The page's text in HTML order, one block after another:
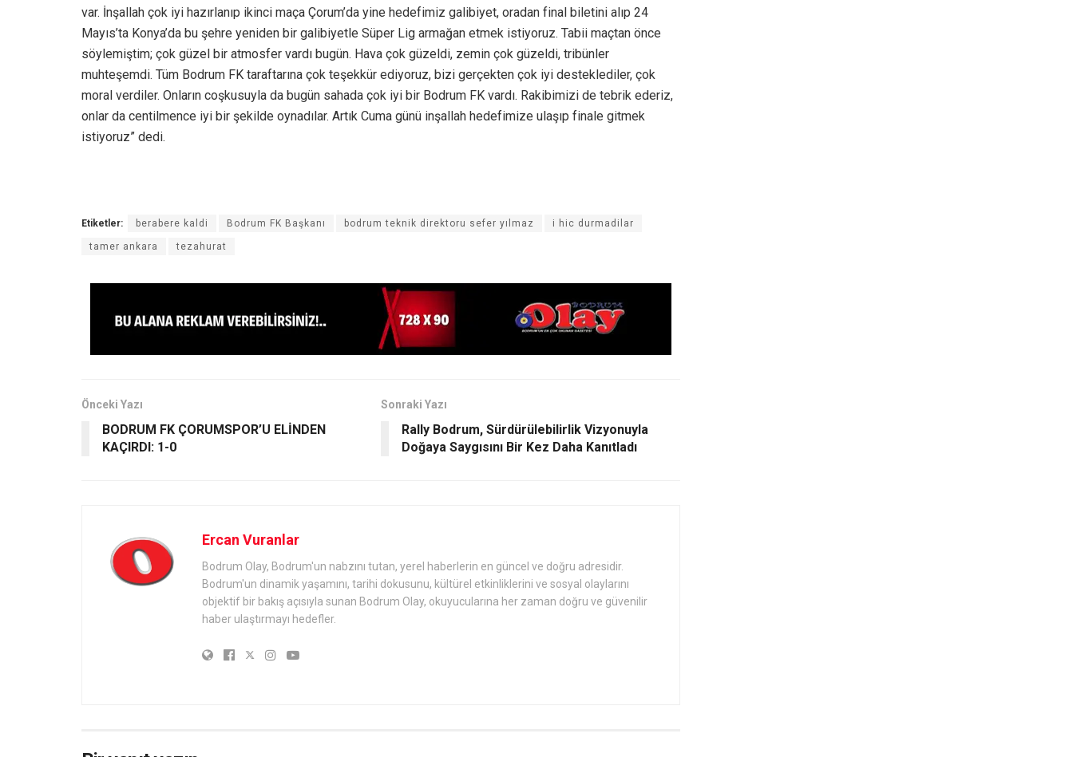
var. İnşallah çok iyi hazırlanıp ikinci maça Çorum’da yine hedefimiz galibiyet, oradan final biletini alıp 24
Mayıs’ta Konya’da bu şehre yeniden bir galibiyetle Süper Lig armağan etmek istiyoruz. Tabii maçtan önce
söylemiştim; çok güzel bir atmosfer vardı bugün. Hava çok güzeldi, zemin çok güzeldi, tribünler
muhteşemdi. Tüm Bodrum FK taraftarına çok teşekkür ediyoruz, bizi gerçekten çok iyi desteklediler, çok
moral verdiler. Onların coşkusuyla da bugün sahada çok iyi bir Bodrum FK vardı. Rakibimizi de tebrik ederiz,
onlar da centilmence iyi bir şekilde oynadılar. Artık Cuma günü inşallah hedefimize ulaşıp finale gitmek
istiyoruz” dedi.
Etiketler: berabere kaldi Bodrum FK Başkanı bodrum teknik direktoru sefer yılmaz i hic durmadilar
tamer ankara tezahurat
Önceki Yazı
BODRUM FK ÇORUMSPOR’U ELİNDEN
KAÇIRDI: 1-0
Sonraki Yazı
Rally Bodrum, Sürdürülebilirlik Vizyonuyla
Doğaya Saygısını Bir Kez Daha Kanıtladı
Ercan Vuranlar
Bodrum Olay, Bodrum'un nabzını tutan, yerel haberlerin en güncel ve doğru adresidir.
Bodrum'un dinamik yaşamını, tarihi dokusunu, kültürel etkinliklerini ve sosyal olaylarını
objektif bir bakış açısıyla sunan Bodrum Olay, okuyucularına her zaman doğru ve güvenilir
haber ulaştırmayı hedefler.